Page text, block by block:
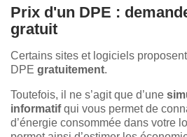
Prix d'un DPE :
gratuit
Certains sites et logiciels
DPE gratuitement.
Toutefois, il ne s’agit que d’une
informatifqui vous permet de
d’énergie consommée dans votre